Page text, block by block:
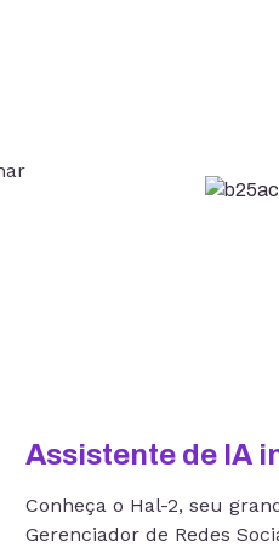
Assistente de IA
Conheça o Hal-2, seu
Gerenciador de Redes